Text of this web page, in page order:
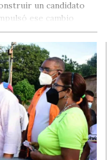
un candidato
ese cambio